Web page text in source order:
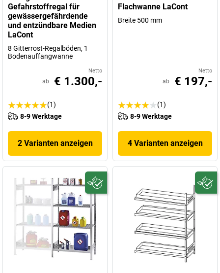
Gefahrstoffregal für
gewässergefährdende
und entzündbare Medien
LaCont
8 Gitterrost-Regalböden, 1
Bodenauffangwanne
Netto
ab € 1.300,-
(1)
8-9 Werktage
2 Varianten anzeigen
Flachwanne LaCont
Breite 500 mm
Netto
ab € 197,-
(1)
8-9 Werktage
4 Varianten anzeigen